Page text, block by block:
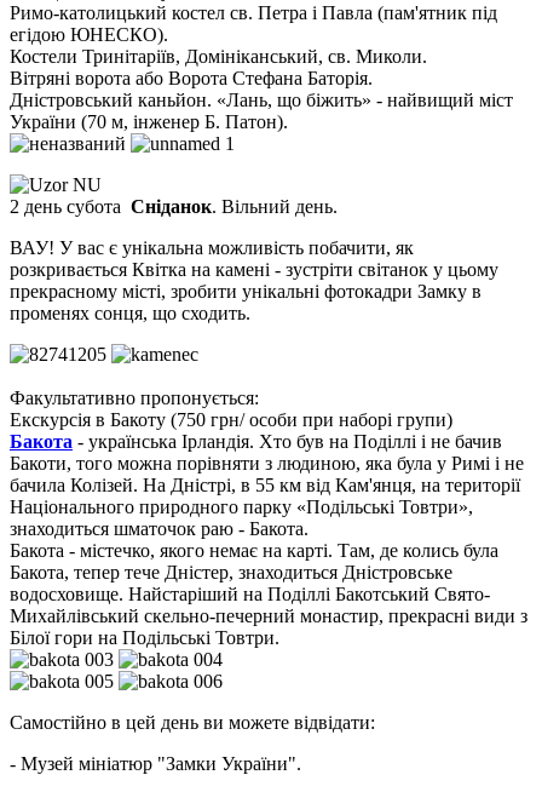
Римо-католицький костел св. Петра і Павла (пам'ятник під
егідою ЮНЕСКО).
Костели Тринітаріїв, Домініканський, св. Миколи.
Вітряні ворота або Ворота Стефана Баторія.
Дністровський каньйон. «Лань, що біжить» - найвищий міст
України (70 м, інженер Б. Патон).
2 день субота Сніданок. Вільний день.
ВАУ! У вас є унікальна можливість побачити, як
розкривається Квітка на камені - зустріти світанок у цьому
прекрасному місті, зробити унікальні фотокадри Замку в
променях сонця, що сходить.
Факультативно пропонується:
Екскурсія в Бакоту (750 грн/ особи при наборі групи)
Бакота - українська Ірландія. Хто був на Поділлі і не бачив
Бакоти, того можна порівняти з людиною, яка була у Римі і не
бачила Колізей. На Дністрі, в 55 км від Кам'янця, на території
Національного природного парку «Подільські Товтри»,
знаходиться шматочок раю - Бакота.
Бакота - містечко, якого немає на карті. Там, де колись була
Бакота, тепер тече Дністер, знаходиться Дністровське
водосховище. Найстаріший на Поділлі Бакотський Свято-
Михайлівський скельно-печерний монастир, прекрасні види з
Білої гори на Подільські Товтри.
Самостійно в цей день ви можете відвідати:
- Музей мініатюр "Замки України".